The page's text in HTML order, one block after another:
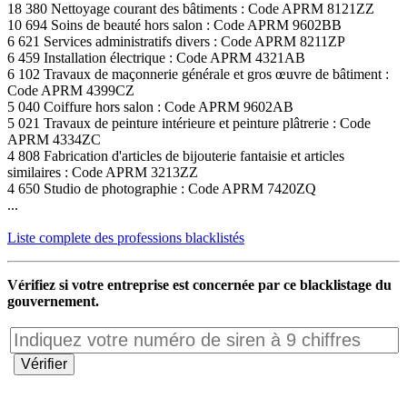
18 380 Nettoyage courant des bâtiments : Code APRM 8121ZZ
10 694 Soins de beauté hors salon : Code APRM 9602BB
6 621 Services administratifs divers : Code APRM 8211ZP
6 459 Installation électrique : Code APRM 4321AB
6 102 Travaux de maçonnerie générale et gros œuvre de bâtiment :
Code APRM 4399CZ
5 040 Coiffure hors salon : Code APRM 9602AB
5 021 Travaux de peinture intérieure et peinture plâtrerie : Code
APRM 4334ZC
4 808 Fabrication d'articles de bijouterie fantaisie et articles
similaires : Code APRM 3213ZZ
4 650 Studio de photographie : Code APRM 7420ZQ
...
Liste complete des professions blacklistés
Vérifiez si votre entreprise est concernée par ce blacklistage du
gouvernement.